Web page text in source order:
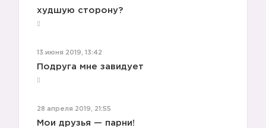
худшую сторону?
13 июня 2019, 13:42
Подруга мне завидует
28 апреля 2019, 21:55
Мои друзья — парни!